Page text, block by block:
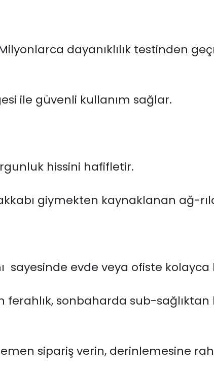
dayanıklılık testinden
ile güvenli kullanım sağlar.
hissini hafifletir.
giymekten kaynaklanan ağ-
sayesinde evde veya ofiste
sonbaharda sub-sağlıktan
sipariş verin, derinlemesine